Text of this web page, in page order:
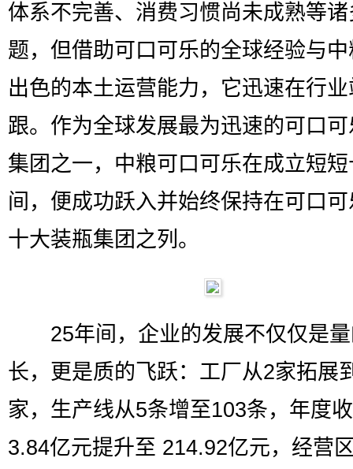
体系不完善、消费习惯尚未成熟等
题，但借助可口可乐的全球经验与
出色的本土运营能力，它迅速在行
跟。作为全球发展最为迅速的可口
集团之一，中粮可口可乐在成立短
间，便成功跃入并始终保持在可口
十大装瓶集团之列。
25年间，企业的发展不仅仅是量
长，更是质的飞跃：工厂从2家拓展
家，生产线从5条增至103条，年度
3.84亿元提升至 214.92亿元，经营